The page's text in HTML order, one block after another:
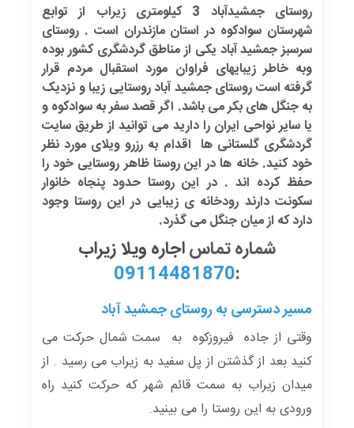
روستای جمشیدآباد 3 کیلومتری زیراب از توابع
شهرستان سوادکوه در استان مازندران است . روستای
سرسبز جمشید آباد یکی از مناطق گردشگری کشور بوده
وبه خاطر زیبایهای فراوان مورد استقبال مردم قرار
گرفته است روستای جمشید آباد روستایی زیبا و نزدیک
به جنگل های بکر می باشد. اگر قصد سفر به سوادکوه و
یا سایر نواحی ایران را دارید می توانید از طریق سایت
گردشگری گلستانی ها اقدام به رزرو ویلای مورد نظر
خود کنید. خانه ها در این روستا ظاهر روستایی خود را
حفظ کرده اند . در این روستا حدود پنجاه خانوار
سکونت دارند رودخانه ی زیبایی در این روستا وجود
دارد که از میان جنگل می گذرد.
شماره تماساجاره ویلا زیراب
:
09114481870
مسیر دسترسی به روستای جمشید آباد
وقتی از جاده فیروزکوه به سمت شمال حرکت می
کنید بعد از گذشتن از پل سفید به زیراب می رسید . از
میدان زیراب به سمت قائم شهر که حرکت کنید راه
ورودی به این روستا را می بینید.